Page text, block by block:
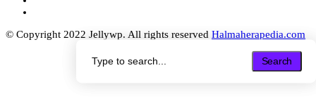
Search
Search
© Copyright 2022 Jellywp. All rights reserved Halmaherapedia.com